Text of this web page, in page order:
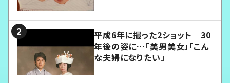
平成6年に撮った2ショット 30
年後の姿に…「美男美女」「こん
な夫婦になりたい」